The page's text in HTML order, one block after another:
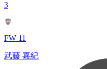
3
FW 11
武藤 嘉紀